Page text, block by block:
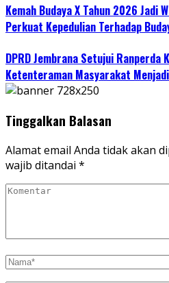
Kemah Budaya X Tahun 2026 Jadi
Perkuat Kepedulian Terhadap
DPRD Jembrana Setujui Ranperda
Ketenteraman Masyarakat
Tinggalkan Balasan
Alamat email Anda tidak akan
wajib ditandai *